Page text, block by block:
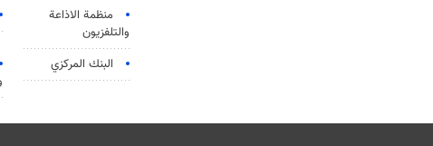
منظمة الاذاعة
والتلفزیون
البنك المركزي